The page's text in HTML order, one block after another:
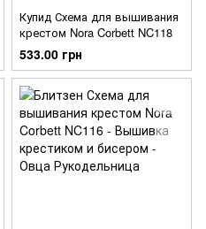
Купид Схема для вышивания
крестом Nora Corbett NC118
533.00 грн